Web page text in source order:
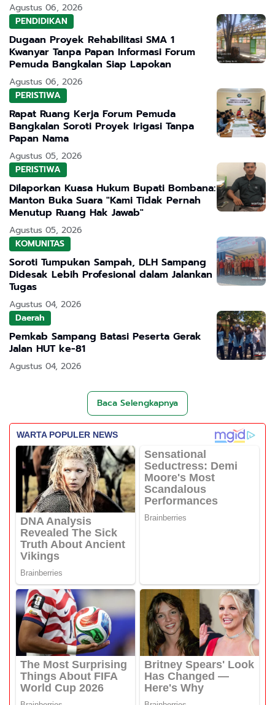
Agustus 06, 2026
PENDIDIKAN
Dugaan Proyek Rehabilitasi SMA 1
Kwanyar Tanpa Papan Informasi Forum
Pemuda Bangkalan Siap Lapokan
Agustus 06, 2026
PERISTIWA
Rapat Ruang Kerja Forum Pemuda
Bangkalan Soroti Proyek Irigasi Tanpa
Papan Nama
Agustus 05, 2026
PERISTIWA
Dilaporkan Kuasa Hukum Bupati Bombana:
Manton Buka Suara "Kami Tidak Pernah
Menutup Ruang Hak Jawab"
Agustus 05, 2026
KOMUNITAS
Soroti Tumpukan Sampah, DLH Sampang
Didesak Lebih Profesional dalam Jalankan
Tugas
Agustus 04, 2026
Daerah
Pemkab Sampang Batasi Peserta Gerak
Jalan HUT ke-81
Agustus 04, 2026
Baca Selengkapnya